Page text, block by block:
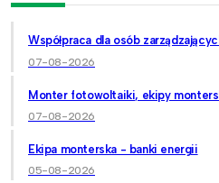
Współpraca dla osób
07-08-2026
Monter fotowoltaiki, ekipy
07-08-2026
Ekipa monterska - banki energii
05-08-2026